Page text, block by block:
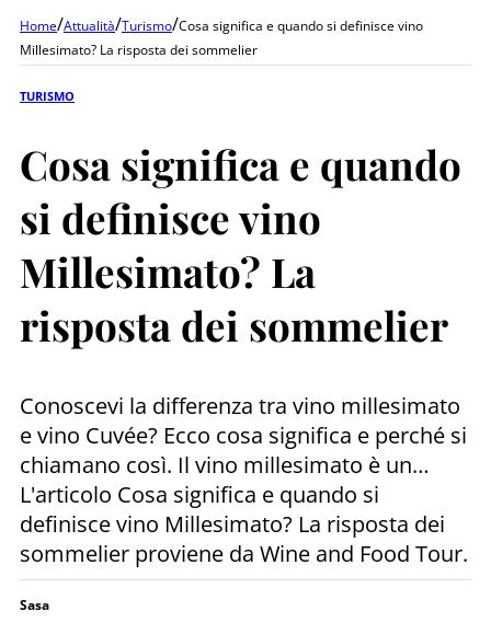
Home/Attualità/Turismo/Cosa significa e quando si definisce vino
Millesimato? La risposta dei sommelier
TURISMO
Cosa significa e quando
si definisce vino
Millesimato? La
risposta dei sommelier
Conoscevi la differenza tra vino millesimato
e vino Cuvée? Ecco cosa significa e perché si
chiamano così. Il vino millesimato è un…
L'articolo Cosa significa e quando si
definisce vino Millesimato? La risposta dei
sommelier proviene da Wine and Food Tour.
Sasa